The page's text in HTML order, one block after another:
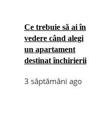
Ce trebuie să ai în
vedere când alegi
un apartament
destinat închirierii
3 săptămâni ago